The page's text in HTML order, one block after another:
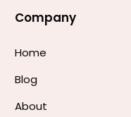
Company
Home
Blog
About